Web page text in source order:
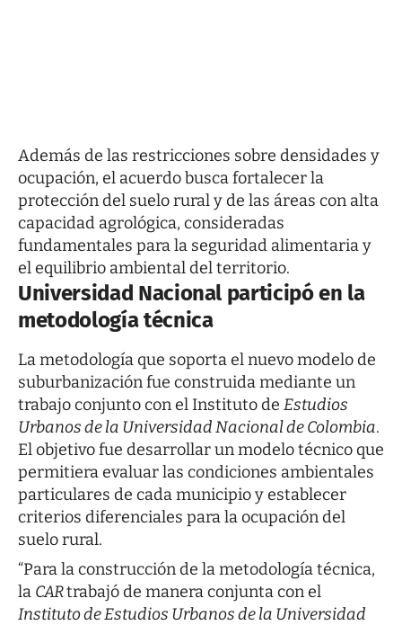
Además de las restricciones sobre densidades y
ocupación, el acuerdo busca fortalecer la
protección del suelo rural y de las áreas con alta
capacidad agrológica, consideradas
fundamentales para la seguridad alimentaria y
el equilibrio ambiental del territorio.
Universidad Nacional participó en la
metodología técnica
La metodología que soporta el nuevo modelo de
suburbanización fue construida mediante un
trabajo conjunto con el Instituto de Estudios
Urbanos de la Universidad Nacional de Colombia.
El objetivo fue desarrollar un modelo técnico que
permitiera evaluar las condiciones ambientales
particulares de cada municipio y establecer
criterios diferenciales para la ocupación del
suelo rural.
“Para la construcción de la metodología técnica,
la CARtrabajó de manera conjunta con el
Instituto de Estudios Urbanos de la Universidad